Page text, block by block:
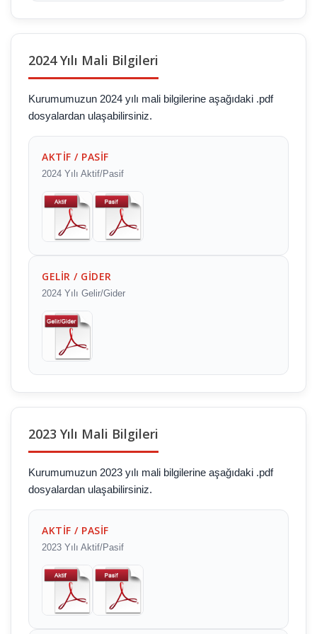
2024 Yılı Mali Bilgileri
Kurumumuzun 2024 yılı mali bilgilerine aşağıdaki .pdf
dosyalardan ulaşabilirsiniz.
AKTİF / PASİF
2024 Yılı Aktif/Pasif
GELİR / GİDER
2024 Yılı Gelir/Gider
2023 Yılı Mali Bilgileri
Kurumumuzun 2023 yılı mali bilgilerine aşağıdaki .pdf
dosyalardan ulaşabilirsiniz.
AKTİF / PASİF
2023 Yılı Aktif/Pasif